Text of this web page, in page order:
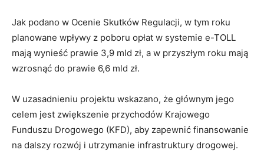
Jak podano w Ocenie Skutków Regulacji, w tym roku
planowane wpływy z poboru opłat w systemie e-TOLL
mają wynieść prawie 3,9 mld zł, a w przyszłym roku mają
wzrosnąć do prawie 6,6 mld zł.
W uzasadnieniu projektu wskazano, że głównym jego
celem jest zwiększenie przychodów Krajowego
Funduszu Drogowego (KFD), aby zapewnić finansowanie
na dalszy rozwój i utrzymanie infrastruktury drogowej.